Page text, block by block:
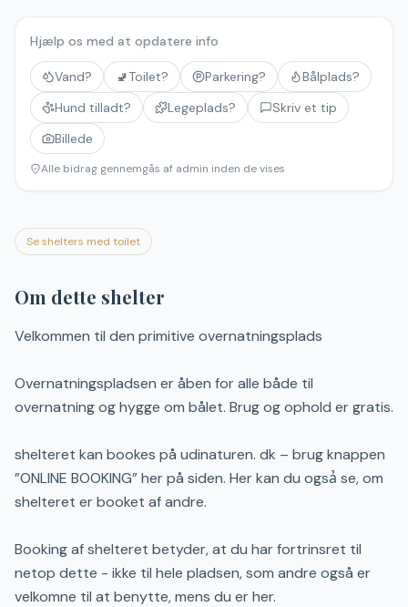
Hjælp os med at opdatere info
Vand? 🚽Toilet? Parkering?
Bålplads?
Hund tilladt?
Legeplads?
Skriv et tip
Billede
Alle bidrag gennemgås af admin inden de vises
Se shelters med toilet
Om dette shelter
Velkommen til den primitive overnatningsplads
Overnatningspladsen er åben for alle både til
overnatning og hygge om bålet. Brug og ophold er gratis.
shelteret kan bookes på udinaturen. dk – brug knappen
”ONLINE BOOKING” her på siden. Her kan du ogsả se, om
shelteret er booket af andre.
Booking af shelteret betyder, at du har fortrinsret til
netop dette - ikke til hele pladsen, som andre også er
velkomne til at benytte, mens du er her.